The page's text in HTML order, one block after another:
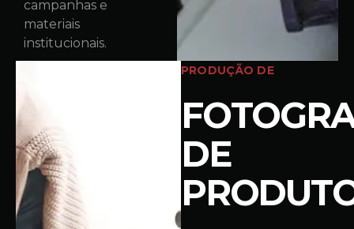
campanhas e
materiais
institucionais.
PRODUÇÃO DE
DE